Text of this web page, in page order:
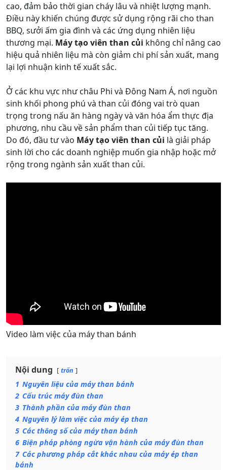
cao, đảm bảo thời gian cháy lâu và nhiệt lượng mạnh.
Điều này khiến chúng được sử dụng rộng rãi cho than
BBQ, sưởi ấm gia đình và các ứng dụng nhiên liệu
thương mại. Máy tạo viên than củi không chỉ nâng cao
hiệu quả nhiên liệu mà còn giảm chi phí sản xuất, mang
lại lợi nhuận kinh tế xuất sắc.
Ở các khu vực như châu Phi và Đông Nam Á, nơi nguồn
sinh khối phong phú và than củi đóng vai trò quan
trọng trong nấu ăn hàng ngày và văn hóa ẩm thực địa
phương, nhu cầu về sản phẩm than củi tiếp tục tăng.
Do đó, đầu tư vào Máy tạo viên than củi là giải pháp
sinh lời cho các doanh nghiệp muốn gia nhập hoặc mở
rộng trong ngành sản xuất than củi.
Video làm việc của máy than bánh
Nội dung trốn
1 Nguyên liệu của máy than bánh
2 Cấu trúc máy đùn than
3 Thành phần của máy đùn than
4 Nguyên lý làm việc của máy ép than
5 Các thông số của máy than bánh
6 Biện pháp phòng ngừa vận hành của máy đùn than
7 Các phương pháp cắt khác nhau của máy ép than
bánh